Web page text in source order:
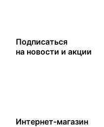
Подписаться
на новости и акции
Интернет-магазин